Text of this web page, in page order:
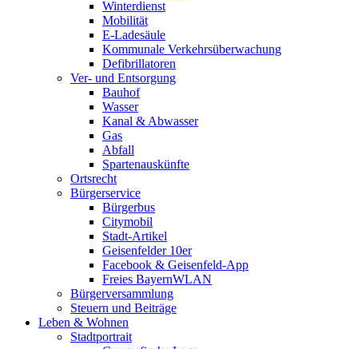
Winterdienst
Mobilität
E-Ladesäule
Kommunale Verkehrsüberwachung
Defibrillatoren
Ver- und Entsorgung
Bauhof
Wasser
Kanal & Abwasser
Gas
Abfall
Spartenauskünfte
Ortsrecht
Bürgerservice
Bürgerbus
Citymobil
Stadt-Artikel
Geisenfelder 10er
Facebook & Geisenfeld-App
Freies BayernWLAN
Bürgerversammlung
Steuern und Beiträge
Leben & Wohnen
Stadtportrait